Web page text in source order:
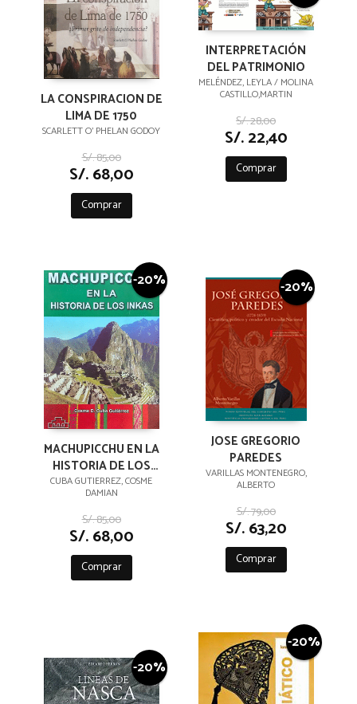
LA CONSPIRACION DE
LIMA DE 1750
SCARLETT O' PHELAN GODOY
S/. 85,00
S/. 68,00
Comprar
INTERPRETACIÓN
DEL PATRIMONIO
MELÉNDEZ, LEYLA / MOLINA
CASTILLO,MARTIN
S/. 28,00
S/. 22,40
Comprar
-20%
MACHUPICCHU EN LA
HISTORIA DE LOS
INKAS
CUBA GUTIERREZ, COSME
DAMIAN
S/. 85,00
S/. 68,00
Comprar
-20%
JOSE GREGORIO
PAREDES
VARILLAS MONTENEGRO,
ALBERTO
S/. 79,00
S/. 63,20
Comprar
-20%
-20%